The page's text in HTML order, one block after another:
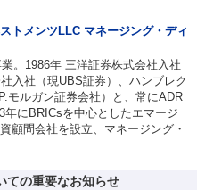
トメンツLLC マネージング・ディ
。1986年 三洋証券株式会社入社
入社（現UBS証券）、ハンブレク
モルガン証券会社）と、常にADR
年にBRICsを中心としたエマージ
顧問会社を設立、マネージング・
ての重要なお知らせ